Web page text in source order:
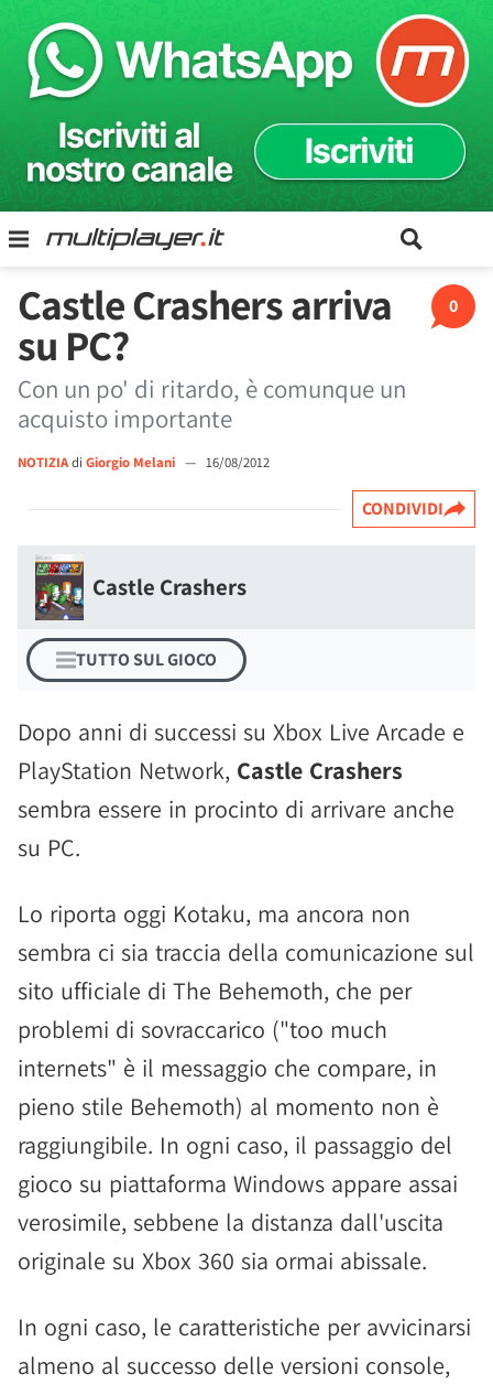
0
Castle Crashers arriva
su PC?
Con un po' di ritardo, è comunque un
acquisto importante
NOTIZIAdi Giorgio Melani — 16/08/2012
CONDIVIDI
Castle Crashers
TUTTO SUL GIOCO
Dopo anni di successi su Xbox Live Arcade e
PlayStation Network, Castle Crashers
sembra essere in procinto di arrivare anche
su PC.
Lo riporta oggi Kotaku, ma ancora non
sembra ci sia traccia della comunicazione sul
sito ufficiale di The Behemoth, che per
problemi di sovraccarico ("too much
internets" è il messaggio che compare, in
pieno stile Behemoth) al momento non è
raggiungibile. In ogni caso, il passaggio del
gioco su piattaforma Windows appare assai
verosimile, sebbene la distanza dall'uscita
originale su Xbox 360 sia ormai abissale.
In ogni caso, le caratteristiche per avvicinarsi
almeno al successo delle versioni console,